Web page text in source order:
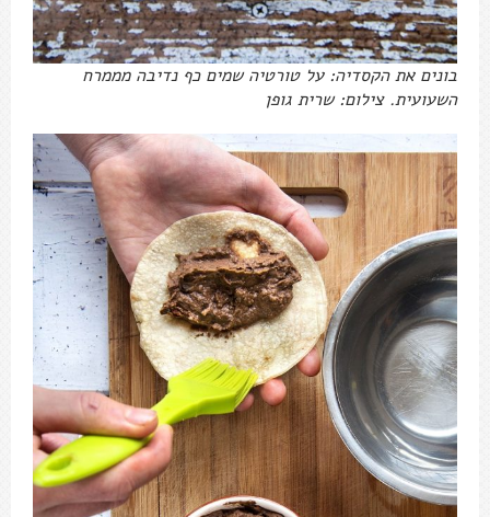
בונים את הקסדיה: על טורטיה שמים כף נדיבה מממרח
השעועית. צילום: שרית גופן